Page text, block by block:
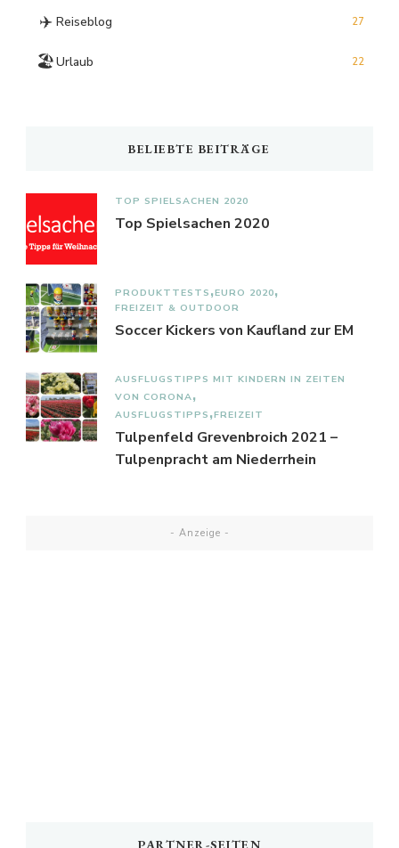
✈️ Reiseblog 27
🏖️Urlaub 22
BELIEBTE BEITRÄGE
TOP SPIELSACHEN 2020
Top Spielsachen 2020
PRODUKTTESTS EURO 2020
FREIZEIT & OUTDOOR
Soccer Kickers von Kaufland zur EM
AUSFLUGSTIPPS MIT KINDERN IN ZEITEN
VON CORONA
AUSFLUGSTIPPS FREIZEIT
Tulpenfeld Grevenbroich 2021 –
Tulpenpracht am Niederrhein
- Anzeige -
PARTNER-SEITEN